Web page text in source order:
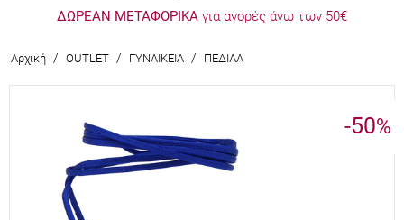
ΔΩΡΕΑΝ ΜΕΤΑΦΟΡΙΚΑ για αγορές άνω των 50€
Αρχική / OUTLET / ΓΥΝΑΙΚΕΙΑ / ΠΕΔΙΛΑ
-50%